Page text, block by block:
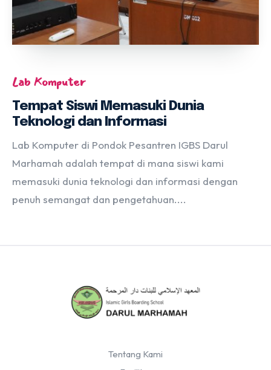
Lab Komputer
Tempat Siswi Memasuki Dunia
Teknologi dan Informasi
Lab Komputer di Pondok Pesantren IGBS Darul
Marhamah adalah tempat di mana siswi kami
memasuki dunia teknologi dan informasi dengan
penuh semangat dan pengetahuan....
Tentang Kami